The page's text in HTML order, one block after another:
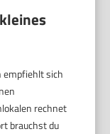
empfiehlt sich
rechnet
brauchst du